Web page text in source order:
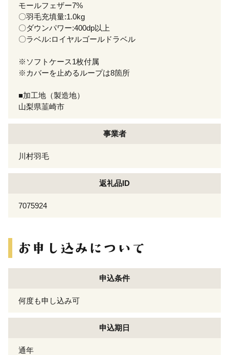
モールフェザー7%
〇羽毛充填量:1.0kg
〇ダウンパワー:400dp以上
〇ラベル:ロイヤルゴールドラベル
※ソフトケース1枚付属
※カバーを止めるループは8箇所
■加工地（製造地）
山梨県韮崎市
事業者
川村羽毛
返礼品ID
7075924
申込条件
何度も申し込み可
申込期日
通年